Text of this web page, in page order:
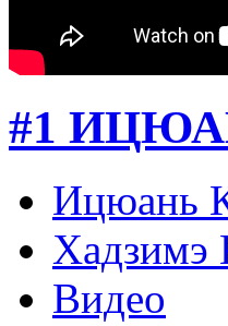
#1
Ицюань
Хадзимэ
Видео